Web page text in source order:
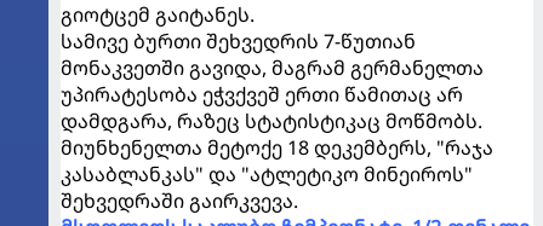
გიოტცემ გაიტანეს.
სამივე ბურთი შეხვედრის 7-წუთიან
მონაკვეთში გავიდა, მაგრამ გერმანელთა
უპირატესობა ეჭვქვეშ ერთი წამითაც არ
დამდგარა, რაზეც სტატისტიკაც მოწმობს.
მიუნხენელთა მეტოქე 18 დეკემბერს, "რაჯა
კასაბლანკას" და "ატლეტიკო მინეიროს"
შეხვედრაში გაირკვევა.